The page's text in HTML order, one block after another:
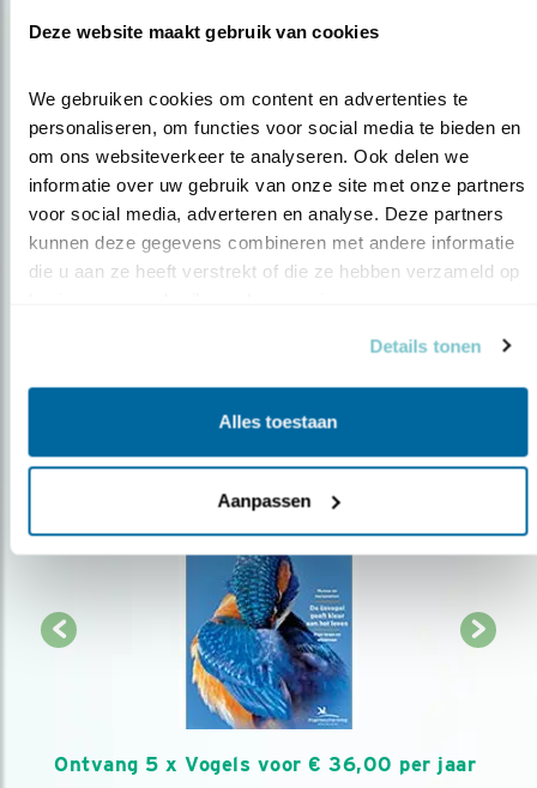
Deze website maakt gebruik van cookies
We gebruiken cookies om content en advertenties te
personaliseren, om functies voor social media te bieden en
om ons websiteverkeer te analyseren. Ook delen we
informatie over uw gebruik van onze site met onze partners
voor social media, adverteren en analyse. Deze partners
kunnen deze gegevens combineren met andere informatie
die u aan ze heeft verstrekt of die ze hebben verzameld op
Details tonen
Alles toestaan
Aanpassen
Op de hoogte blijven?
over vogels en activiteiten van Vogelbescherming.
AANMELDEN VOGELNIEUWS
Ontvang 5 x Vogels voor € 36,00 per jaar